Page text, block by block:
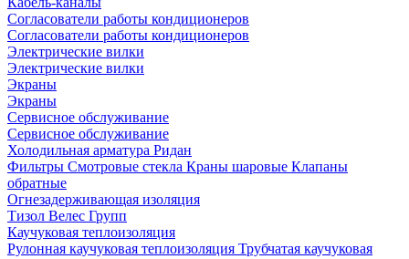
Согласователи работы кондиционеров
Согласователи работы кондиционеров
Электрические вилки
Электрические вилки
Экраны
Экраны
Сервисное обслуживание
Сервисное обслуживание
Холодильная арматура Ридан
Фильтры Смотровые стекла Краны шаровые Клапаны
обратные
Огнезадерживающая изоляция
Тизол Велес Групп
Каучуковая теплоизоляция
Рулонная каучуковая теплоизоляция Трубчатая каучуковая